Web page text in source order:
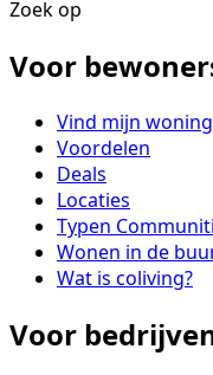
Zoek op
Voor
Vind mijn woning
Voordelen
Deals
Locaties
Typen
Wonen in de
Wat is coliving?
Voor